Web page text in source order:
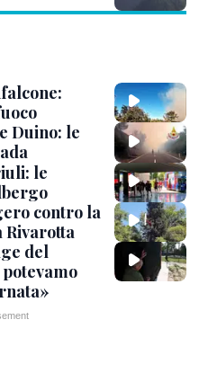
Duino: le
le
contro la
Rivarotta
del